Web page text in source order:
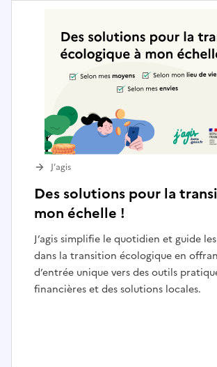
Des solutions pour la
mon échelle !
J’agis simplifie le quotidien et guide
dans la transition écologique en
d’entrée unique vers des outils
financières et des solutions locales.
J’agis